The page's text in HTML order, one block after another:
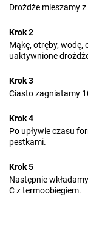
Drożdże mieszamy
Krok 2
Mąkę, otręby, wodę,
uaktywnione
Krok 3
Ciasto zagniatamy
Krok 4
Po upływie czasu
pestkami.
Krok 5
Następnie
C z termoobiegiem.